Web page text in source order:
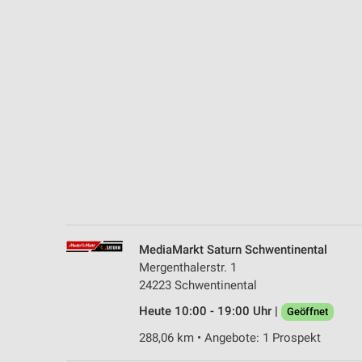
MediaMarkt Saturn Schwentinental
Mergenthalerstr. 1
24223 Schwentinental
Heute 10:00 - 19:00 Uhr |
Geöffnet
288,06 km • Angebote: 1 Prospekt